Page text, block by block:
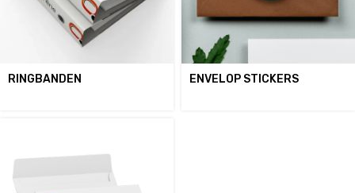
RINGBANDEN ENVELOP STICKERS